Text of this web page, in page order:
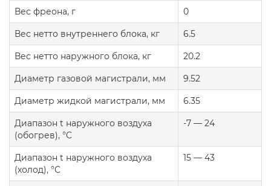
Вес фреона, г 0
Вес нетто внутреннего блока, кг 6.5
Вес нетто наружного блока, кг 20.2
Диаметр газовой магистрали, мм 9.52
Диаметр жидкой магистрали, мм 6.35
Диапазон t наружного воздуха
(обогрев), °C
-7 — 24
Диапазон t наружного воздуха
(холод), °C
15 — 43